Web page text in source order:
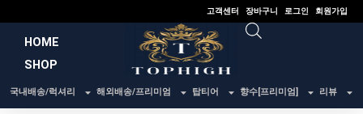
건
너
고객센터 장바구니 로그인 회원가입
HOME
SHOP
국내배송/럭셔리 해외배송/프리미엄 탑티어 향수[프리미엄] 리뷰